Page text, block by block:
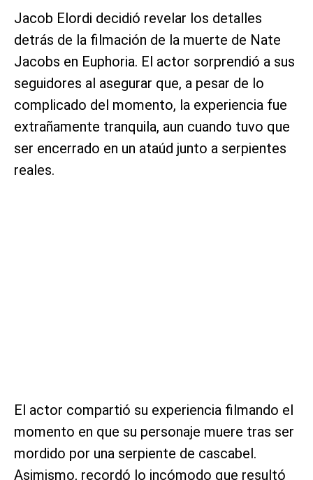
Jacob Elordi decidió revelar los detalles
detrás de la filmación de la muerte de Nate
Jacobs en Euphoria. El actor sorprendió a sus
seguidores al asegurar que, a pesar de lo
complicado del momento, la experiencia fue
extrañamente tranquila, aun cuando tuvo que
ser encerrado en un ataúd junto a serpientes
reales.
El actor compartió su experiencia filmando el
momento en que su personaje muere tras ser
mordido por una serpiente de cascabel.
Asimismo, recordó lo incómodo que resultó